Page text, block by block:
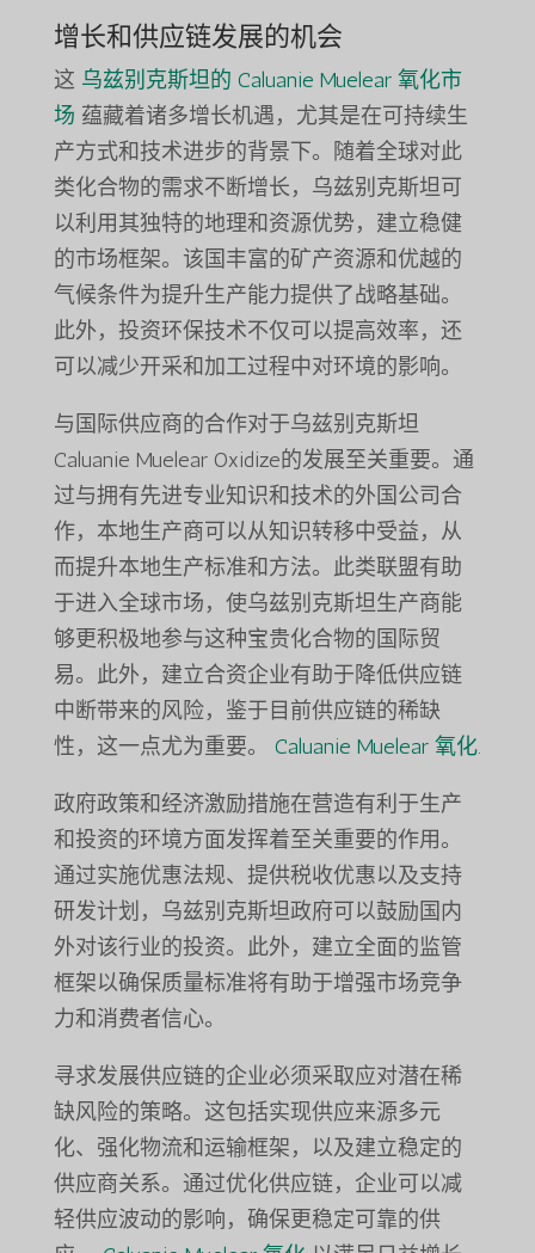
增长和供应链发展的机会
这 乌兹别克斯坦的 Caluanie Muelear 氧化市
场 蕴藏着诸多增长机遇，尤其是在可持续生
产方式和技术进步的背景下。随着全球对此
类化合物的需求不断增长，乌兹别克斯坦可
以利用其独特的地理和资源优势，建立稳健
的市场框架。该国丰富的矿产资源和优越的
气候条件为提升生产能力提供了战略基础。
此外，投资环保技术不仅可以提高效率，还
可以减少开采和加工过程中对环境的影响。
与国际供应商的合作对于乌兹别克斯坦
Caluanie Muelear Oxidize的发展至关重要。通
过与拥有先进专业知识和技术的外国公司合
作，本地生产商可以从知识转移中受益，从
而提升本地生产标准和方法。此类联盟有助
于进入全球市场，使乌兹别克斯坦生产商能
够更积极地参与这种宝贵化合物的国际贸
易。此外，建立合资企业有助于降低供应链
中断带来的风险，鉴于目前供应链的稀缺
性，这一点尤为重要。 Caluanie Muelear 氧化.
政府政策和经济激励措施在营造有利于生产
和投资的环境方面发挥着至关重要的作用。
通过实施优惠法规、提供税收优惠以及支持
研发计划，乌兹别克斯坦政府可以鼓励国内
外对该行业的投资。此外，建立全面的监管
框架以确保质量标准将有助于增强市场竞争
力和消费者信心。
寻求发展供应链的企业必须采取应对潜在稀
缺风险的策略。这包括实现供应来源多元
化、强化物流和运输框架，以及建立稳定的
供应商关系。通过优化供应链，企业可以减
轻供应波动的影响，确保更稳定可靠的供